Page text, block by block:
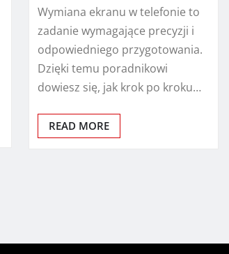
Wymiana ekranu w telefonie to
zadanie wymagające precyzji i
odpowiedniego przygotowania.
Dzięki temu poradnikowi
dowiesz się, jak krok po kroku…
READ MORE